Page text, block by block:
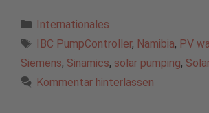
Kategorien
Internationales
Schlagwörter
IBC PumpController, Namibia, PV
Siemens, Sinamics, solar pumping,
Kommentar hinterlassen